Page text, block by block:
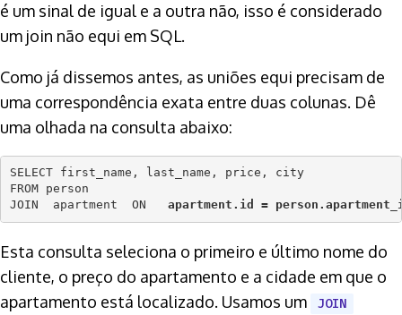
é um sinal de igual e a outra não, isso é considerado
um join não equi em SQL.
Como já dissemos antes, as uniões equi precisam de
uma correspondência exata entre duas colunas. Dê
uma olhada na consulta abaixo:
SELECT first_name, last_name, price, city
FROM person
JOIN  apartment  ON apartment.id =
Esta consulta seleciona o primeiro e último nome do
cliente, o preço do apartamento e a cidade em que o
apartamento está localizado. Usamos um
JOIN